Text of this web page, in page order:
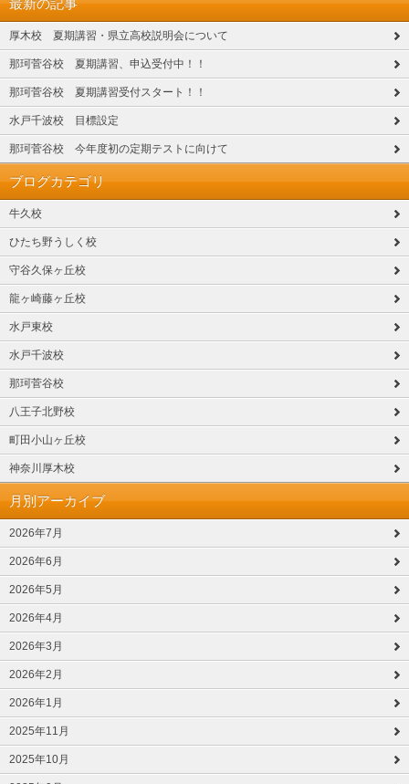
最新の記事
厚木校 夏期講習・県立高校説明会について
那珂菅谷校 夏期講習、申込受付中！！
那珂菅谷校 夏期講習受付スタート！！
水戸千波校 目標設定
那珂菅谷校 今年度初の定期テストに向けて
ブログカテゴリ
牛久校
ひたち野うしく校
守谷久保ヶ丘校
龍ヶ崎藤ヶ丘校
水戸東校
水戸千波校
那珂菅谷校
八王子北野校
町田小山ヶ丘校
神奈川厚木校
月別アーカイブ
2026年7月
2026年6月
2026年5月
2026年4月
2026年3月
2026年2月
2026年1月
2025年11月
2025年10月